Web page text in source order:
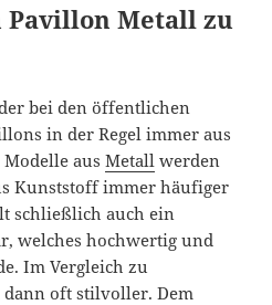
Pavillon Metall zu
bei den öffentlichen
in der Regel immer aus
Modelle ausMetall werden
Kunststoff immer häufiger
schließlich auch ein
welches hochwertig und
Im Vergleich zu
oft stilvoller. Dem